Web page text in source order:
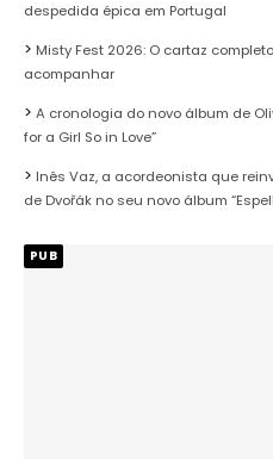
despedida épica em Portugal
Misty Fest 2026: O cartaz
acompanhar
A cronologia do novo álbum de
for a Girl So in Love”
Inês Vaz, a acordeonista que
de Dvořák no seu novo álbum
PUB